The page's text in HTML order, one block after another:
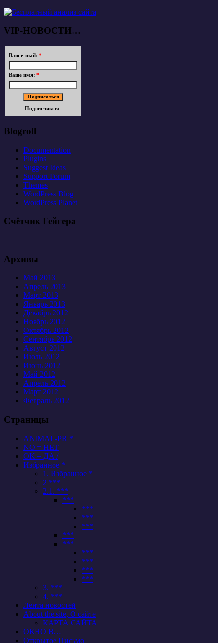
VIP-НОВОСТИ…
Ваш e-mail: *
Ваше имя: *
Подписчиков:
Blogroll
Documentation
Plugins
Suggest Ideas
Support Forum
Themes
WordPress Blog
WordPress Planet
Счётчик Гейгера
Архивы
Май 2013
Апрель 2013
Март 2013
Январь 2013
Декабрь 2012
Ноябрь 2012
Октябрь 2012
Сентябрь 2012
Август 2012
Июль 2012
Июнь 2012
Май 2012
Апрель 2012
Март 2012
Февраль 2012
Страницы
ANIMAL-PR *
NO = НЕТ
OK = ДА /
Избранное *
1. Избранное *
2 ***
2.1. ***
***
***
***
***
***
***
***
***
***
***
3. ***
4. ***
Лента новостей
About the site, О сайте
КАРТА САЙТА
ОКНО В…
Открытое Письмо